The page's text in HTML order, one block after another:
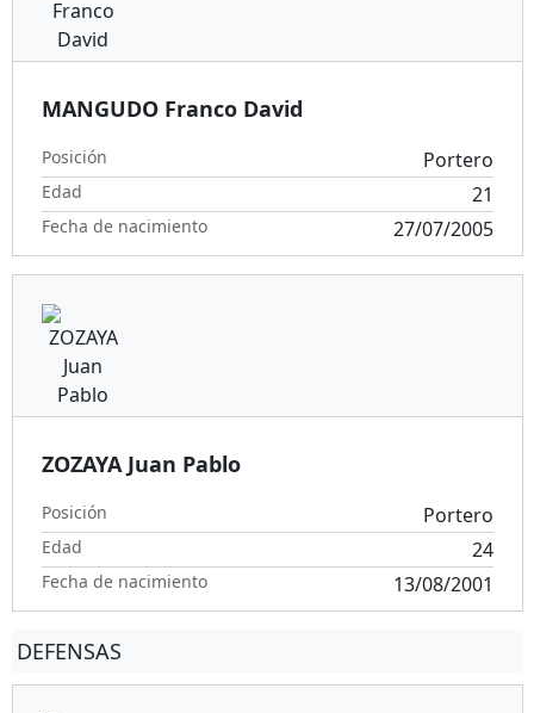
MANGUDO Franco David
Posición Portero
Edad 21
Fecha de nacimiento 27/07/2005
ZOZAYA Juan Pablo
Posición Portero
Edad 24
Fecha de nacimiento 13/08/2001
DEFENSAS